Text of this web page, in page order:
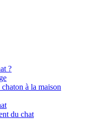
?
à la maison
du chat